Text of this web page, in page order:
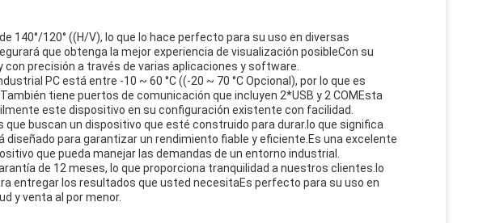
140°/120° ((H/V), lo que lo hace perfecto para su uso en diversas
que obtenga la mejor experiencia de visualización posibleCon su
precisión a través de varias aplicaciones y software.
PC está entre -10 ~ 60 °C ((-20 ~ 70 °C Opcional), por lo que es
tiene puertos de comunicación que incluyen 2*USB y 2 COMEsta
este dispositivo en su configuración existente con facilidad.
que buscan un dispositivo que esté construido para durar.lo que significa
para garantizar un rendimiento fiable y eficiente.Es una excelente
que pueda manejar las demandas de un entorno industrial.
de 12 meses, lo que proporciona tranquilidad a nuestros clientes.lo
entregar los resultados que usted necesitaEs perfecto para su uso en
y venta al por menor.